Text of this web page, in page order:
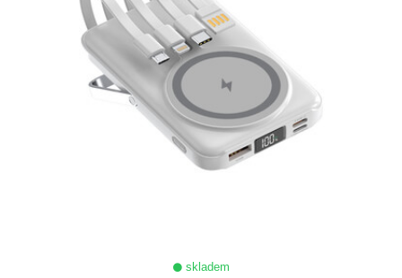
skladem